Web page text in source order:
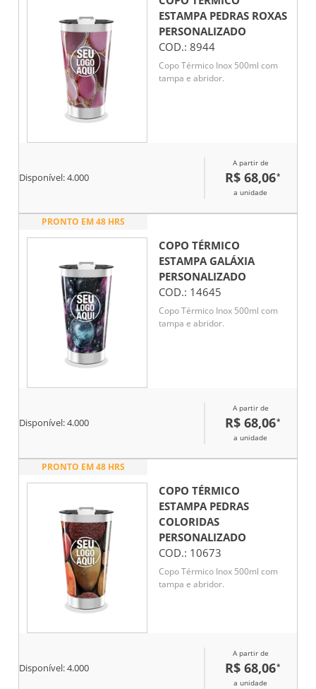
ESTAMPA PEDRAS ROXAS
PERSONALIZADO
COD.: 8944
Copo Térmico Inox 500ml com
tampa e abridor.
Disponível:4.000
A partir de
R$ 68,06*
a unidade
PRONTO EM 48 HRS
COPO TÉRMICO
ESTAMPA GALÁXIA
PERSONALIZADO
COD.: 14645
Copo Térmico Inox 500ml com
tampa e abridor.
Disponível:4.000
A partir de
R$ 68,06*
a unidade
PRONTO EM 48 HRS
COPO TÉRMICO
ESTAMPA PEDRAS
COLORIDAS
PERSONALIZADO
COD.: 10673
Copo Térmico Inox 500ml com
tampa e abridor.
Disponível:4.000
A partir de
R$ 68,06*
a unidade